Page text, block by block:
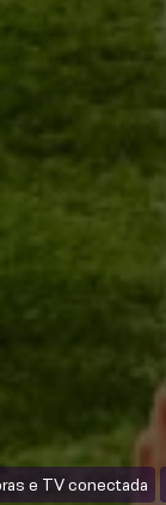
e TV conectada